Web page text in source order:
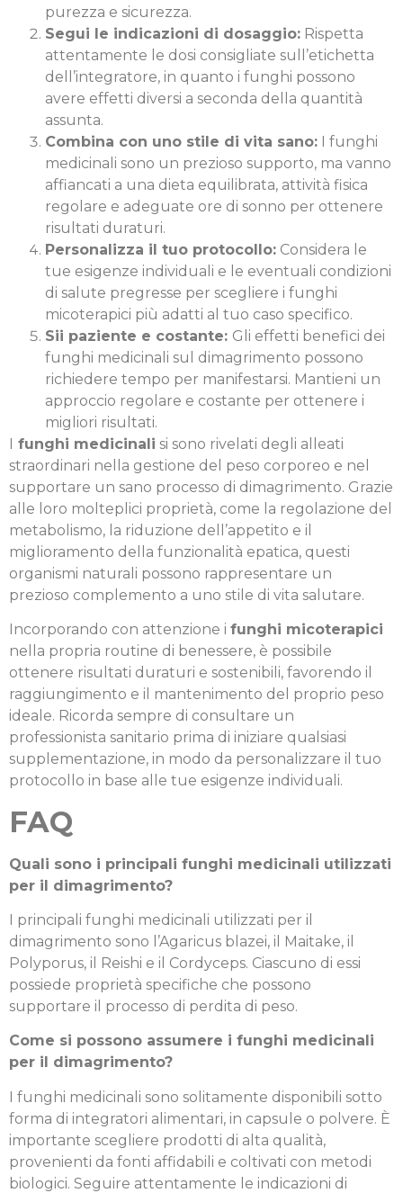
purezza e sicurezza.
Segui le indicazioni di dosaggio: Rispetta
attentamente le dosi consigliate sull’etichetta
dell’integratore, in quanto i funghi possono
avere effetti diversi a seconda della quantità
assunta.
Combina con uno stile di vita sano: I funghi
medicinali sono un prezioso supporto, ma vanno
affiancati a una dieta equilibrata, attività fisica
regolare e adeguate ore di sonno per ottenere
risultati duraturi.
Personalizza il tuo protocollo: Considera le
tue esigenze individuali e le eventuali condizioni
di salute pregresse per scegliere i funghi
micoterapici più adatti al tuo caso specifico.
Sii paziente e costante: Gli effetti benefici dei
funghi medicinali sul dimagrimento possono
richiedere tempo per manifestarsi. Mantieni un
approccio regolare e costante per ottenere i
migliori risultati.
I funghi medicinali si sono rivelati degli alleati
straordinari nella gestione del peso corporeo e nel
supportare un sano processo di dimagrimento. Grazie
alle loro molteplici proprietà, come la regolazione del
metabolismo, la riduzione dell’appetito e il
miglioramento della funzionalità epatica, questi
organismi naturali possono rappresentare un
prezioso complemento a uno stile di vita salutare.
Incorporando con attenzione i funghi micoterapici
nella propria routine di benessere, è possibile
ottenere risultati duraturi e sostenibili, favorendo il
raggiungimento e il mantenimento del proprio peso
ideale. Ricorda sempre di consultare un
professionista sanitario prima di iniziare qualsiasi
supplementazione, in modo da personalizzare il tuo
protocollo in base alle tue esigenze individuali.
FAQ
Quali sono i principali funghi medicinali utilizzati
per il dimagrimento?
I principali funghi medicinali utilizzati per il
dimagrimento sono l’Agaricus blazei, il Maitake, il
Polyporus, il Reishi e il Cordyceps. Ciascuno di essi
possiede proprietà specifiche che possono
supportare il processo di perdita di peso.
Come si possono assumere i funghi medicinali
per il dimagrimento?
I funghi medicinali sono solitamente disponibili sotto
forma di integratori alimentari, in capsule o polvere. È
importante scegliere prodotti di alta qualità,
provenienti da fonti affidabili e coltivati con metodi
biologici. Seguire attentamente le indicazioni di